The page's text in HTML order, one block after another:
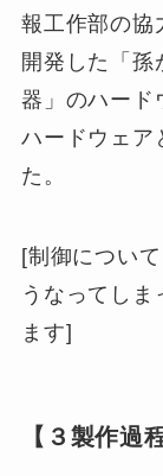
報工作部の協
開発した「孫
器」のハード
ハードウェア
た。
[制御につい
うなってし
ます]
【３製作過